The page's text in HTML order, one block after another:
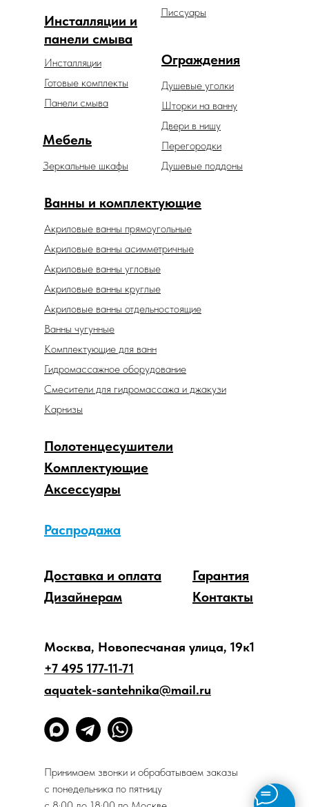
Ванны и комплектующие
Акриловые ванны прямоугольные
Зеркальные шкафы
Мебель
Ограждения
Душевые уголки
Шторки на ванну
Двери в нишу
Перегородки
Аксессуары
Распродажа
Комплектующие
Дизайнерам
Доставка и оплата
Гарантия
Контакты
Душевые поддоны
Акриловые ванны отдельностоящие
Акриловые ванны асимметричные
Акриловые ванны угловые
Акриловые ванны круглые
Ванны чугунные
Комплектующие для ванн
Гидромассажное оборудование
Смесители для гидромассажа и джакузи
Карнизы
Полотенцесушители
Инсталляции и
панели смыва
Инсталляции
Готовые комплекты
Панели смыва
Писсуары
Москва, Новопесчаная улица, 19к1
+7 495 177-11-71
aquatek-santehnika@mail.ru
Принимаем звонки и обрабатываем заказы
с понедельника по пятницу